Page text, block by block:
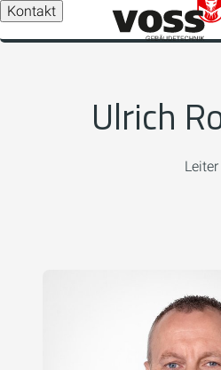
Kontakt
Ulrich